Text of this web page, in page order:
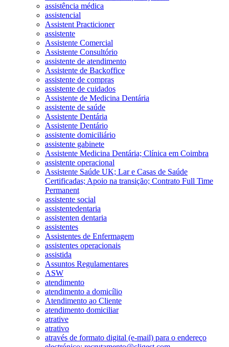
assistência médica
assistencial
Assistent Practicioner
assistente
Assistente Comercial
Assistente Consultório
assistente de atendimento
Assistente de Backoffice
assistente de compras
assistente de cuidados
Assistente de Medicina Dentária
assistente de saúde
Assistente Dentária
Assistente Dentário
assistente domiciliário
assistente gabinete
Assistente Medicina Dentária; Clínica em Coimbra
assistente operacional
Assistente Saúde UK; Lar e Casas de Saúde
Certificadas; Apoio na transição; Contrato Full Time
Permanent
assistente social
assistentedentaria
assistenten dentaria
assistentes
Assistentes de Enfermagem
assistentes operacionais
assistida
Assuntos Regulamentares
ASW
atendimento
atendimento a domicílio
Atendimento ao Cliente
atendimento domiciliar
atrative
atrativo
através de formato digital (e-mail) para o endereço